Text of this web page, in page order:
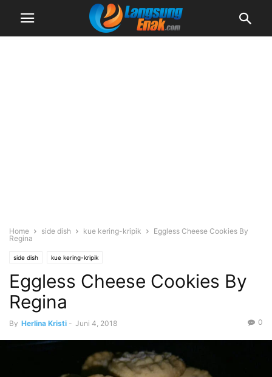
Home side dish kue kering-kripik
Eggless Cheese Cookies By
Regina
side dish kue kering-kripik
Eggless Cheese Cookies By
Regina
By Herlina Kristi - Juni 4, 2018 0